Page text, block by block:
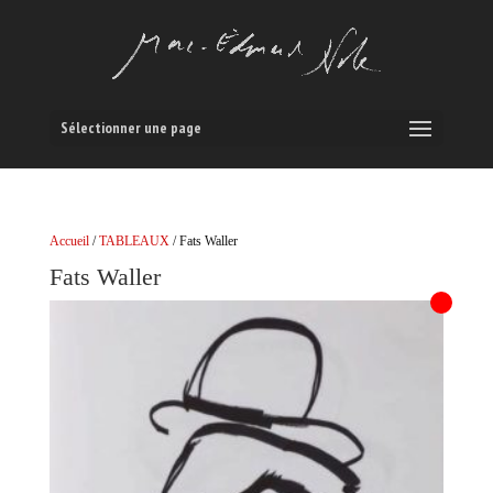
Sélectionner une page
Accueil/TABLEAUX/ Fats Waller
Fats Waller